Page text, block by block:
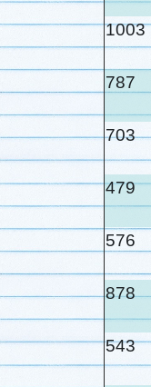
1003
787
703
479
576
878
543